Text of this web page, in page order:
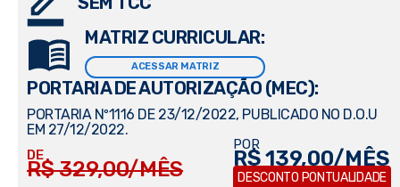
MATRIZ CURRICULAR:
ACESSAR MATRIZ
PORTARIA DE AUTORIZAÇÃO (MEC):
PORTARIA Nº1116 DE 23/12/2022, PUBLICADO NO D.O.U
EM 27/12/2022.
DE
R$ 329,00/MÊS
POR
R$ 139,00/MÊS
DESCONTO PONTUALIDADE